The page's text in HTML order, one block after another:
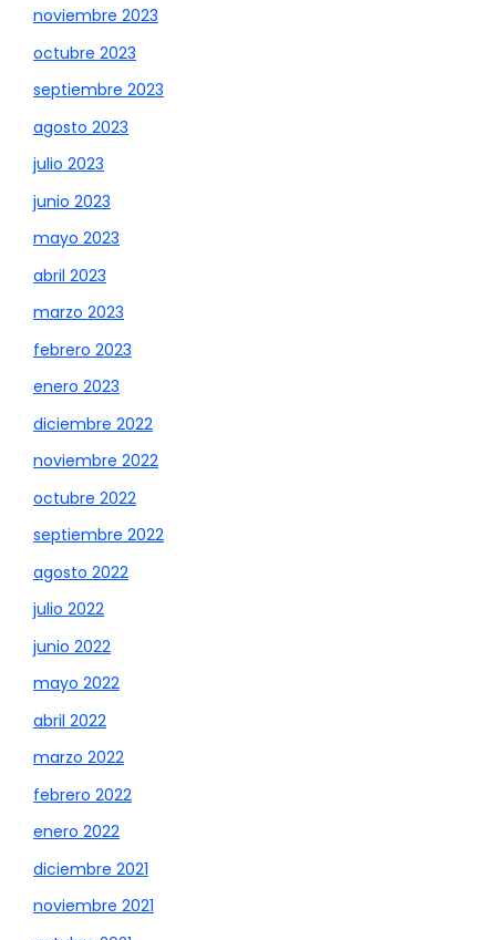
noviembre 2023
octubre 2023
septiembre 2023
agosto 2023
julio 2023
junio 2023
mayo 2023
abril 2023
marzo 2023
febrero 2023
enero 2023
diciembre 2022
noviembre 2022
octubre 2022
septiembre 2022
agosto 2022
julio 2022
junio 2022
mayo 2022
abril 2022
marzo 2022
febrero 2022
enero 2022
diciembre 2021
noviembre 2021